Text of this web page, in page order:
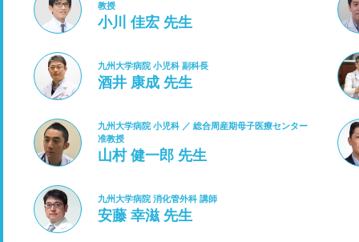
教授
小川 佳宏 先生
九州大学病院 小児科 副科長
酒井 康成 先生
九州大学病院 小児科 ／ 総合周産期母子医療センター
准教授
山村 健一郎 先生
九州大学病院 消化管外科 講師
安藤 幸滋 先生